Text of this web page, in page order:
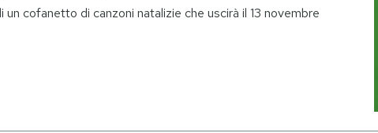
un cofanetto di canzoni natalizie che uscirà il 13 novembre